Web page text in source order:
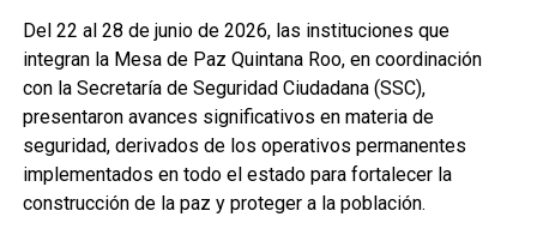
Del 22 al 28 de junio de 2026, las instituciones que
integran la Mesa de Paz Quintana Roo, en coordinación
con la Secretaría de Seguridad Ciudadana (SSC),
presentaron avances significativos en materia de
seguridad, derivados de los operativos permanentes
implementados en todo el estado para fortalecer la
construcción de la paz y proteger a la población.